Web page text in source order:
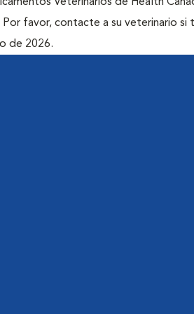
favor, contacte a su veterinario
de 2026.